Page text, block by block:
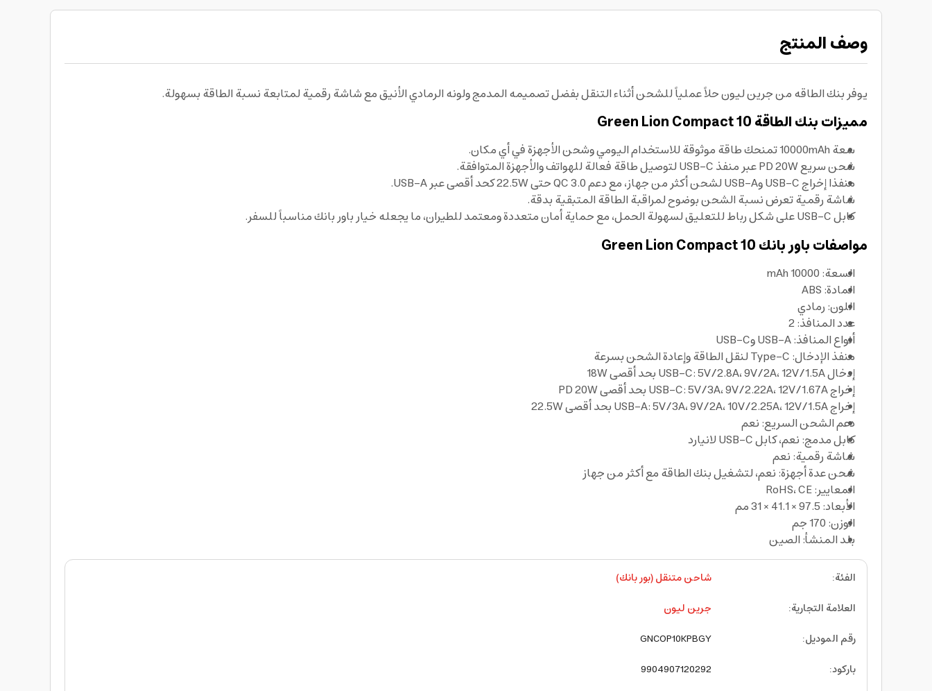
وصف المنتج
يوفر بنك الطاقه من جرين ليون حلاً عملياً للشحن أثناء التنقل بفضل تصميمه المدمج ولونه الرمادي الأنيق مع شاشة رقمية لمتابعة نسبة الطاقة بسهولة.
مميزات بنك الطاقة Green Lion Compact 10
سعة 10000mAh تمنحك طاقة موثوقة للاستخدام اليومي وشحن الأجهزة في أي مكان.
شحن سريع PD 20W عبر منفذ USB-C لتوصيل طاقة فعالة للهواتف والأجهزة المتوافقة.
منفذا إخراج USB-C وUSB-A لشحن أكثر من جهاز، مع دعم QC 3.0 حتى 22.5W كحد أقصى عبر USB-A.
شاشة رقمية تعرض نسبة الشحن بوضوح لمراقبة الطاقة المتبقية بدقة.
كابل USB-C على شكل رباط للتعليق لسهولة الحمل، مع حماية أمان متعددة ومعتمد للطيران، ما يجعله خيار باور بانك مناسباً للسفر.
مواصفات باور بانك Green Lion Compact 10
السعة: 10000 mAh
المادة: ABS
اللون: رمادي
عدد المنافذ: 2
أنواع المنافذ: USB-A وUSB-C
منفذ الإدخال: Type-C لنقل الطاقة وإعادة الشحن بسرعة
إدخال USB-C: 5V/2.8A، 9V/2A، 12V/1.5A بحد أقصى 18W
إخراج USB-C: 5V/3A، 9V/2.22A، 12V/1.67A بحد أقصى PD 20W
إخراج USB-A: 5V/3A، 9V/2A، 10V/2.25A، 12V/1.5A بحد أقصى 22.5W
دعم الشحن السريع: نعم
كابل مدمج: نعم، كابل USB-C لانيارد
شاشة رقمية: نعم
شحن عدة أجهزة: نعم، لتشغيل بنك الطاقة مع أكثر من جهاز
المعايير: RoHS، CE
الأبعاد: 97.5 × 41.1 × 31 مم
الوزن: 170 جم
بلد المنشأ: الصين
الفئة:
شاحن متنقل (بور بانك)
العلامة التجارية:
جرين ليون
رقم الموديل:
GNCOP10KPBGY
باركود:
9904907120292